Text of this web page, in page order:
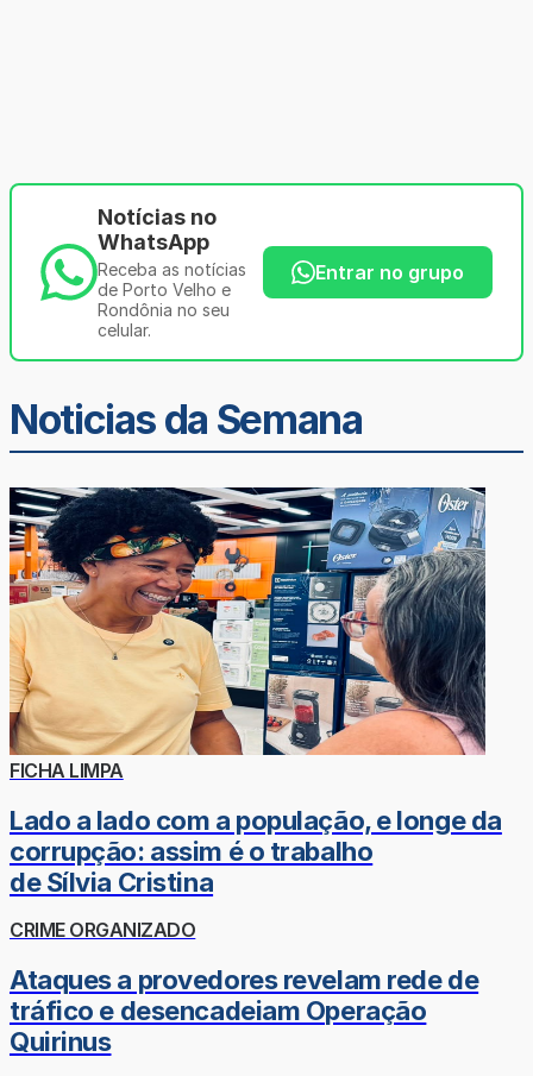
Notícias no
WhatsApp
Receba as notícias
de Porto Velho e
Rondônia no seu
celular.
Entrar no grupo
Noticias da Semana
FICHA LIMPA
Lado a lado com a população, e longe da
corrupção: assim é o trabalho
de Sílvia Cristina
CRIME ORGANIZADO
Ataques a provedores revelam rede de
tráfico e desencadeiam Operação
Quirinus